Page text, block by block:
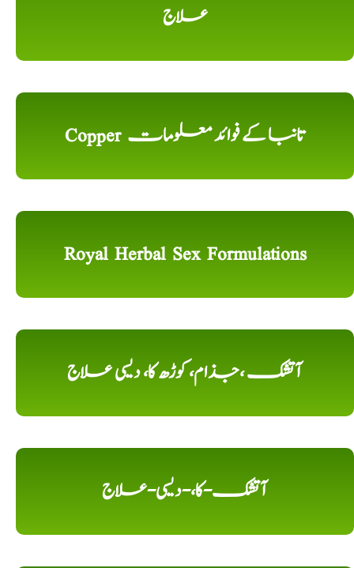
علاج
Copper تانبا کے فوائد معلومات
Royal Herbal Sex Formulations
آتشک ،جذام، کوڑھ کا، دیسی علاج
آتشک-کا،-دیسی-علاج